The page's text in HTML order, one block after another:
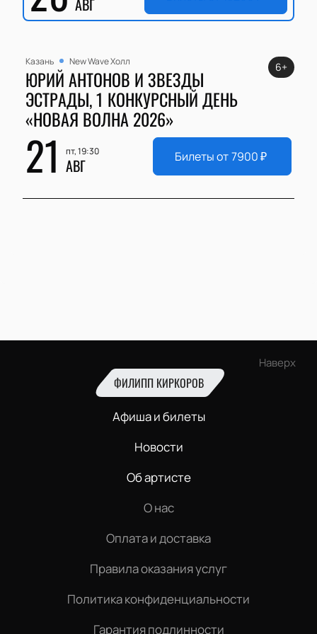
АВГ
Казань New Wave Холл
ЮРИЙ АНТОНОВ И ЗВЕЗДЫ
ЭСТРАДЫ, 1 КОНКУРСНЫЙ ДЕНЬ
«НОВАЯ ВОЛНА 2026»
21 пт, 19:30
АВГ
6+
Билеты от7900₽
Наверх
ФИЛИПП КИРКОРОВ
Афиша и билеты
Новости
Об артисте
О нас
Оплата и доставка
Правила оказания услуг
Политика конфиденциальности
Гарантия подлинности